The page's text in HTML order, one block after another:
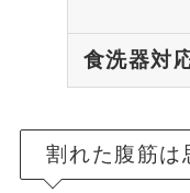
食洗器対
割れた腹筋は